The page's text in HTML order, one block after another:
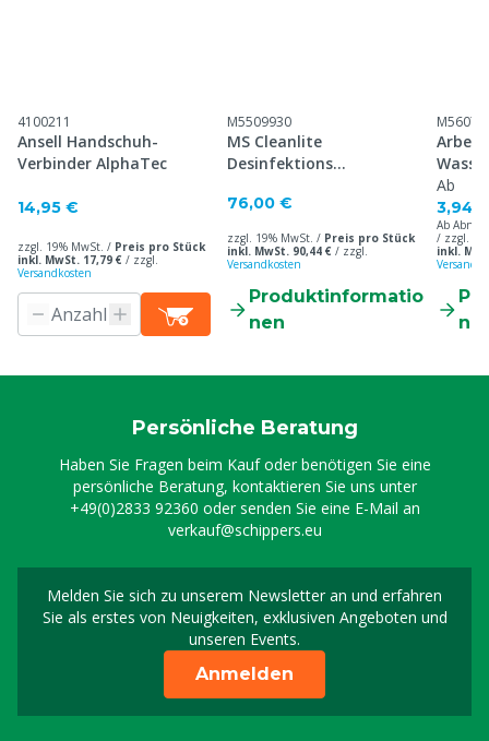
4100211
Ansell Handschuh-
Verbinder AlphaTec
14,95 €
zzgl. 19% MwSt. / Preis pro Stück
inkl. MwSt. 17,79 € / zzgl.
Versandkosten
M5509930
MS Cleanlite
Desinfektions
76,00 €
zzgl. 19% MwSt. / Preis pro Stück
inkl. MwSt. 90,44 € / zzgl.
Versandkosten
Produktinformatio
nen
Ab
3,94
Ab
/ zzgl.
inkl.
Persönliche Beratung
Haben Sie Fragen beim Kauf oder benötigen Sie eine
persönliche Beratung, kontaktieren Sie uns unter
+49(0)2833 92360 oder senden Sie eine E-Mail an
verkauf@schippers.eu
Melden Sie sich zu unserem Newsletter an und erfahren
Sie als erstes von Neuigkeiten, exklusiven Angeboten und
unseren Events.
Melden Sie sich für
Anmelden